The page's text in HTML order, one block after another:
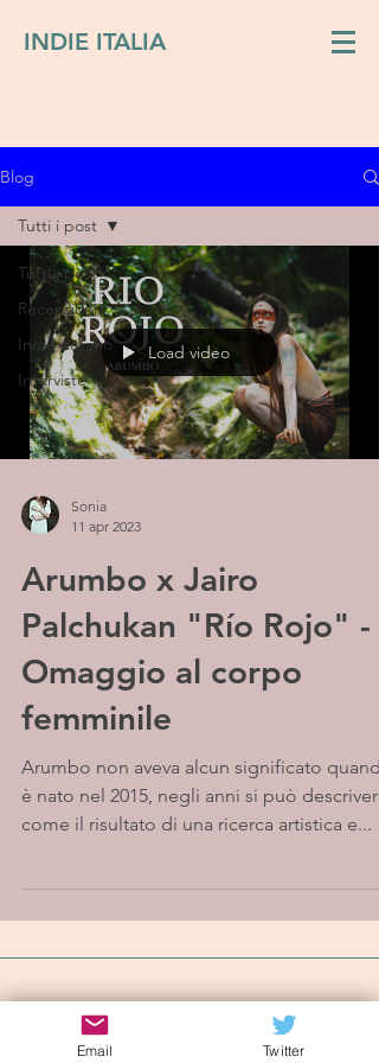
INDIE ITALIA
Blog
Tutti i post
Recensioni
Indie italiano
Interviste
Tutti i post
Load video
Sonia
11 apr 2023
Arumbo x Jairo
Palchukan "Río Rojo" -
Omaggio al corpo
femminile
Arumbo non aveva alcun significato
è nato nel 2015, negli anni si può descrivere
come il risultato di una ricerca artistica e...
Iscriviti alla mailing list
Email Twitter